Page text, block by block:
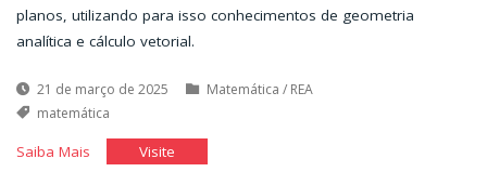
planos, utilizando para isso conhecimentos de geometria
analítica e cálculo vetorial.
21 de março de 2025 Matemática / REA
matemática
Saiba Mais"PosiçãoVisite"Posição